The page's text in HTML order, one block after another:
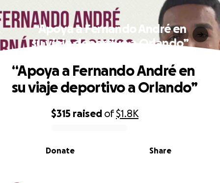
“Apoya a Fernando André en
su viaje deportivo a Orlando”
0% complete
$315 raised of$1.8K
Share
Donate
“Apoya a Fernando André en
su viaje deportivo a Orlando”